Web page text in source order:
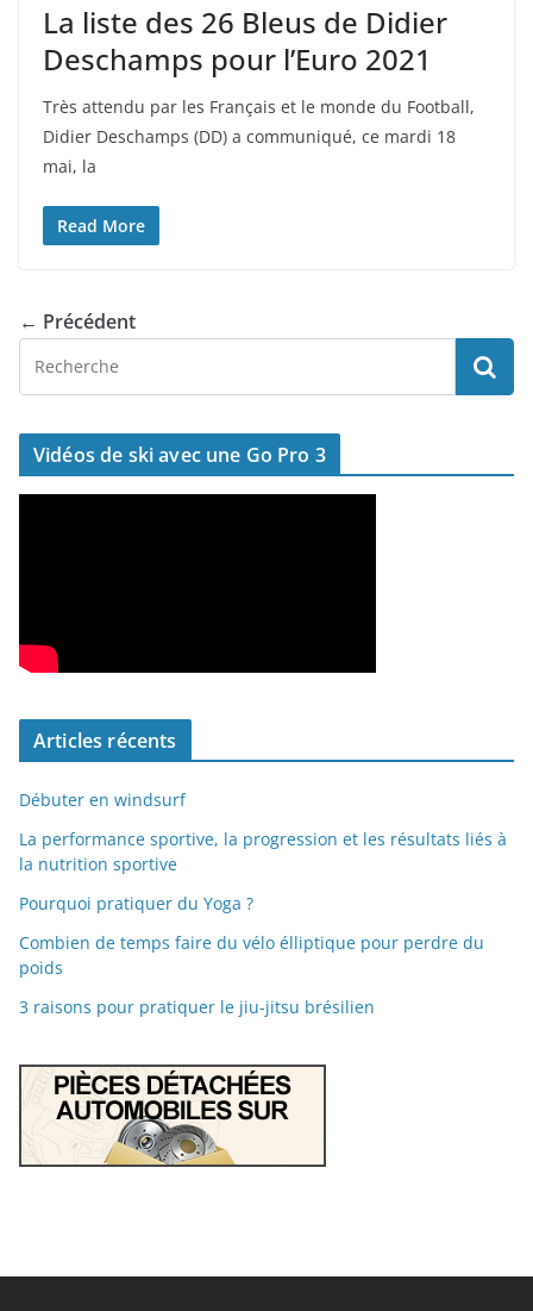
La liste des 26 Bleus de Didier
Deschamps pour l’Euro 2021
Très attendu par les Français et le monde du Football,
Didier Deschamps (DD) a communiqué, ce mardi 18
mai, la
Read More
← Précédent
Vidéos de ski avec une Go Pro 3
Articles récents
Débuter en windsurf
La performance sportive, la progression et les résultats liés à
la nutrition sportive
Pourquoi pratiquer du Yoga ?
Combien de temps faire du vélo élliptique pour perdre du
poids
3 raisons pour pratiquer le jiu-jitsu brésilien